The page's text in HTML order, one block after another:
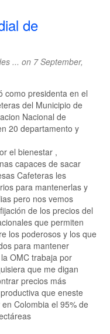
de
... on 7 September,
como presidenta en el
del Municipio de
Nacional de
20 departamento y
el bienestar ,
capaces de sacar
Cafeteras les
para mantenerlas y
pero nos vemos
de los precios del
que permiten
los poderosos y los que
para mantener
OMC trabaja por
que me digan
precios más
que eneste
Colombia el 95% de